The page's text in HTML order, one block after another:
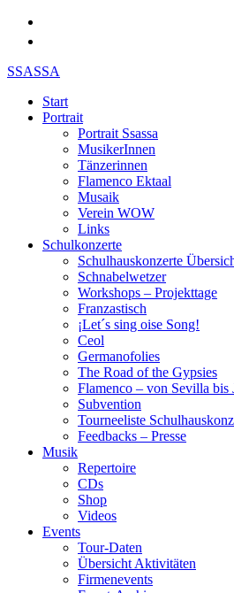
SSASSA
Start
Portrait
Portrait Ssassa
MusikerInnen
Tänzerinnen
Flamenco Ektaal
Musaik
Verein WOW
Links
Schulkonzerte
Schulhauskonzerte
Schnabelwetzer
Workshops – Projekttage
Franzastisch
¡Let´s sing oise Song!
Ceol
Germanofolies
The Road of the Gypsies
Flamenco – von Sevilla bis
Subvention
Tourneeliste
Feedbacks – Presse
Musik
Repertoire
CDs
Shop
Videos
Events
Tour-Daten
Übersicht Aktivitäten
Firmenevents